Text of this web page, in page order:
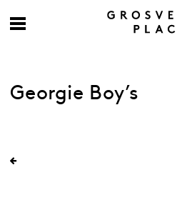
Georgie Boy’s